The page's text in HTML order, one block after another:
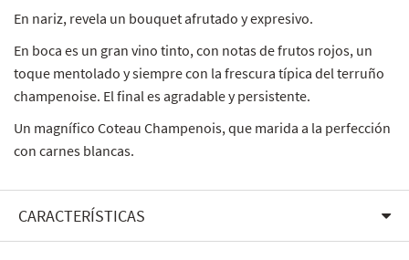
En nariz, revela un bouquet afrutado y expresivo.
En boca es un gran vino tinto, con notas de frutos rojos, un
toque mentolado y siempre con la frescura típica del terruño
champenoise. El final es agradable y persistente.
Un magnífico Coteau Champenois, que marida a la perfección
con carnes blancas.
CARACTERÍSTICAS